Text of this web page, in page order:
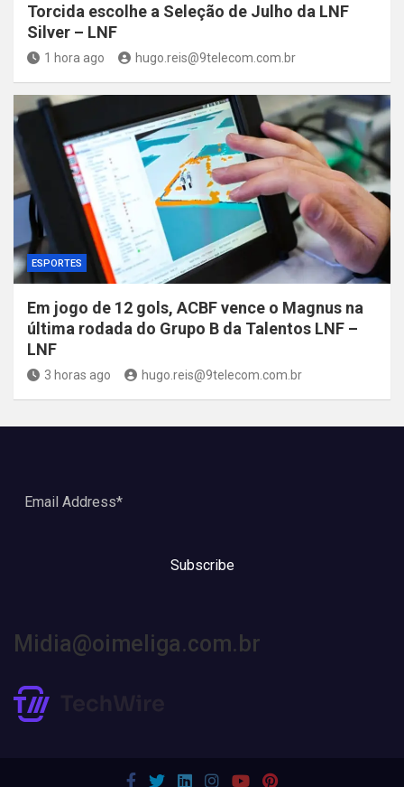
Torcida escolhe a Seleção de Julho da LNF
Silver – LNF
1 hora ago hugo.reis@9telecom.com.br
ESPORTES
Em jogo de 12 gols, ACBF vence o Magnus na
última rodada do Grupo B da Talentos LNF –
LNF
3 horas ago hugo.reis@9telecom.com.br
Subscribe
Midia@oimeliga.com.br